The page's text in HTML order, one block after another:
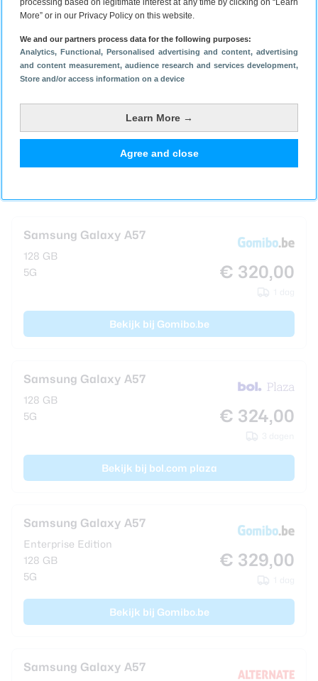
processing based on legitimate interest at any time by clicking on “Learn
More” or in our Privacy Policy on this website.
We and our partners process data for the following purposes:
Analytics, Functional, Personalised advertising and content, advertising
and content measurement, audience research and services development,
Store and/or access information on a device
Learn More →
Agree and close
Samsung Galaxy A57 verschijnt in de kleuren
Awesome Gray, Awesome Navy, Awesome Icyblue en
Awesome Lilac. Hij is verkrijgbaar vanaf 10 april voor
een adviesprijs van 529 euro voor de variant met 8
euro voor de variant met 8 GB werkgeheugen en 256
GB opslaggeheugen en 769 euro voor de versie met
12 GB werkgeheugen en 512 GB opslaggeheugen.
Samsung Galaxy A57
128 GB
5G
€ 320,00
Bekijk bij Gomibo.be
Samsung Galaxy A57
128 GB
5G
€ 324,00
Bekijk bij bol.com plaza
Samsung Galaxy A57
Enterprise Edition
128 GB
5G
€ 329,00
Bekijk bij Gomibo.be
Samsung Galaxy A57